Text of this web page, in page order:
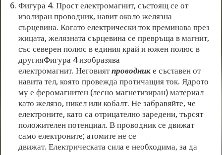
Фигура 4. Прост електромагнит, състоящ се от
изолиран проводник, навит около желязна
сърцевина. Когато електрически ток преминава през
жицата, желязната сърцевина се превръща в магнит,
със северен полюс в единия край и южен полюс в
другияФигура 4 изобразява
електромагнит. Неговиятпроводник е съставен от
навита тел, която провежда протичащия ток. Ядрото
му е феромагнитен (лесно магнетизиран) материал
като желязо, никел или кобалт. Не забравяйте, че
електроните, като са отрицателно заредени, търсят
положителен потенциал. В проводник се движат
само електроните; атомите не се
движат. Електрическата сила е необходима, за да